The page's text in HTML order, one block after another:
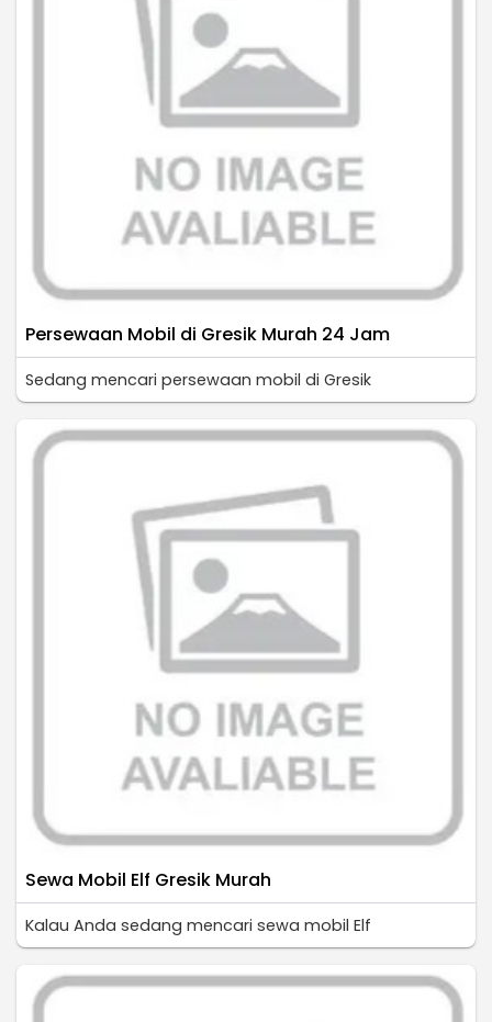
Persewaan Mobil di Gresik Murah 24 Jam
Sedang mencari persewaan mobil di Gresik
Sewa Mobil Elf Gresik Murah
Kalau Anda sedang mencari sewa mobil Elf